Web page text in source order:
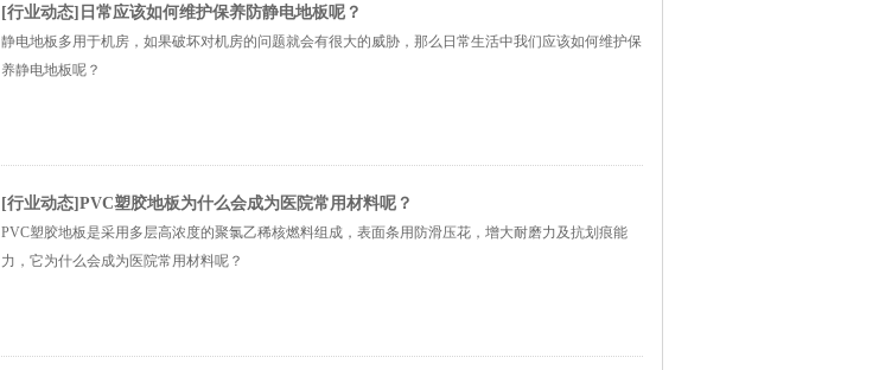
[行业动态]日常应该如何维护保养防静电地板呢？
静电地板多用于机房，如果破坏对机房的问题就会有很大的威胁，那么日常生活中我们应该如何维护保
养静电地板呢？
[行业动态]PVC塑胶地板为什么会成为医院常用材料呢？
PVC塑胶地板是采用多层高浓度的聚氯乙稀核燃料组成，表面条用防滑压花，增大耐磨力及抗划痕能
力，它为什么会成为医院常用材料呢？